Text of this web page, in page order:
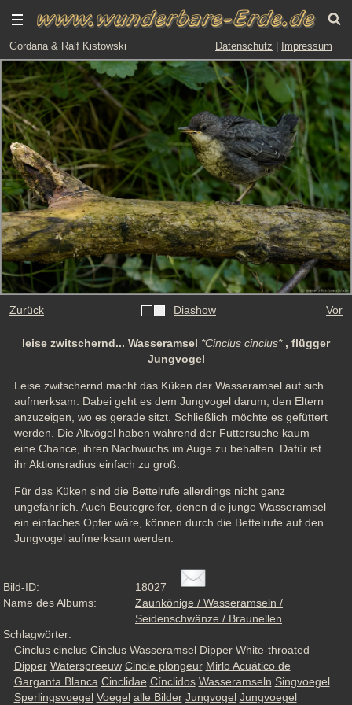
Gordana & Ralf Kistowski Datenschutz Impressum
Zurück Diashow Vor
leise zwitschernd... Wasseramsel *Cinclus cinclus*, flügger
Jungvogel
Leise zwitschernd macht das Küken der Wasseramsel auf sich
aufmerksam. Dabei geht es dem Jungvogel darum, den Eltern
anzuzeigen, wo es gerade sitzt. Schließlich möchte es gefüttert
werden. Die Altvögel haben während der Futtersuche kaum
eine Chance, ihren Nachwuchs im Auge zu behalten. Dafür ist
ihr Aktionsradius einfach zu groß.
Für das Küken sind die Bettelrufe allerdings nicht ganz
ungefährlich. Auch Beutegreifer, denen die junge Wasseramsel
ein einfaches Opfer wäre, können durch die Bettelrufe auf den
Jungvogel aufmerksam werden.
Bild-ID:
18027
Name des Albums:
Zaunkönige / Wasseramseln /
Seidenschwänze / Braunellen
Schlagwörter:
Cinclus cinclus Cinclus Wasseramsel Dipper White-throated
Dipper Waterspreeuw Cincle plongeur Mirlo Acuático de
Garganta Blanca Cinclidae Cínclidos Wasseramseln Singvoegel
Sperlingsvoegel Voegel alle Bilder Jungvogel Jungvoegel